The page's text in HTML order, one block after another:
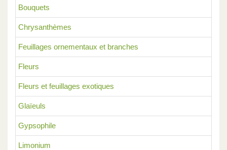
Bouquets
Chrysanthèmes
Feuillages ornementaux et branches
Fleurs
Fleurs et feuillages exotiques
Glaïeuls
Gypsophile
Limonium